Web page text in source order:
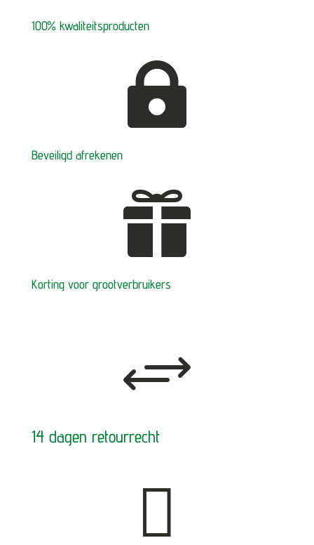
100% kwaliteitsproducten

Beveiligd afrekenen

Korting voor grootverbruikers
+
14 dagen retourrecht
